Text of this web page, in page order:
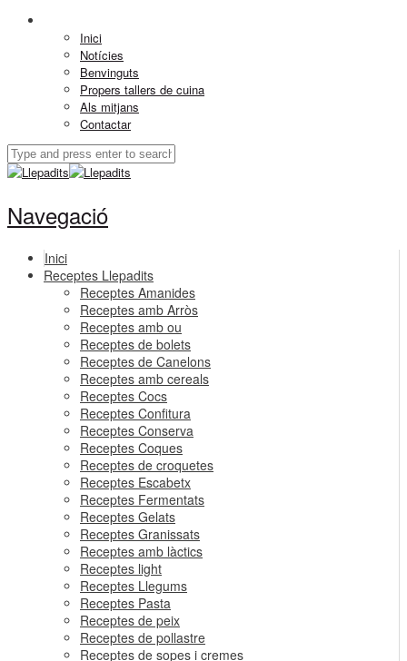
Inici
Notícies
Benvinguts
Propers tallers de cuina
Als mitjans
Contactar
Navegació
Inici
Receptes Llepadits
Receptes Amanides
Receptes amb Arròs
Receptes amb ou
Receptes de bolets
Receptes de Canelons
Receptes amb cereals
Receptes Cocs
Receptes Confitura
Receptes Conserva
Receptes Coques
Receptes de croquetes
Receptes Escabetx
Receptes Fermentats
Receptes Gelats
Receptes Granissats
Receptes amb làctics
Receptes light
Receptes Llegums
Receptes Pasta
Receptes de peix
Receptes de pollastre
Receptes de sopes i cremes